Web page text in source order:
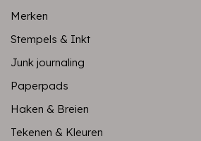
Merken
Stempels & Inkt
Junk journaling
Paperpads
Haken & Breien
Tekenen & Kleuren